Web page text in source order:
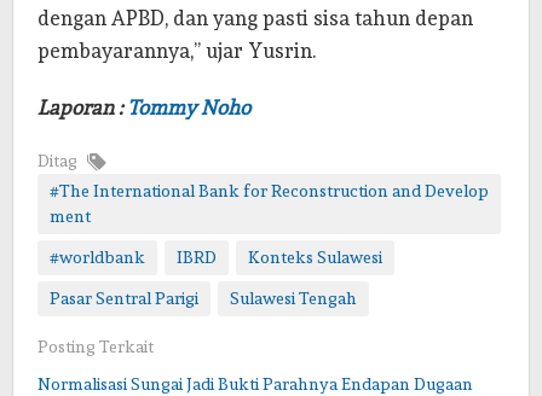
dengan APBD, dan yang pasti sisa tahun depan
pembayarannya,” ujar Yusrin.
Laporan :Tommy Noho
Ditag
#The International Bank for Reconstruction and Develop
ment
#worldbank IBRD Konteks Sulawesi
Pasar Sentral Parigi Sulawesi Tengah
Posting Terkait
Normalisasi Sungai Jadi Bukti Parahnya Endapan Dugaan